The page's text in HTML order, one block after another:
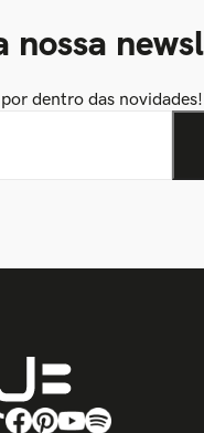
nossa
dentro das novidades!